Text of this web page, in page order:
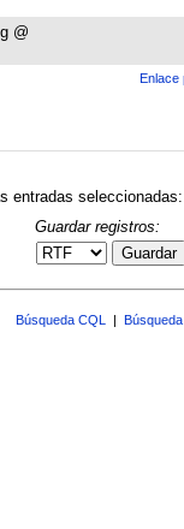
@
Enlace
entradas seleccionadas:
Guardar registros:
Guardar
Búsqueda CQL